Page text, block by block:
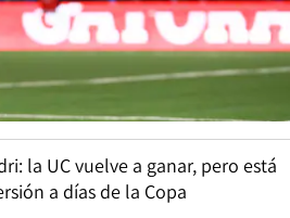
la UC vuelve a ganar, pero está
a días de la Copa